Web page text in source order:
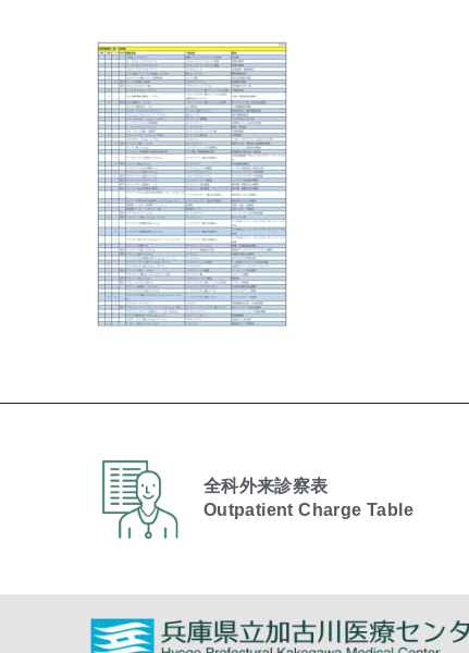
全科外来診察表
Outpatient Charge Table​